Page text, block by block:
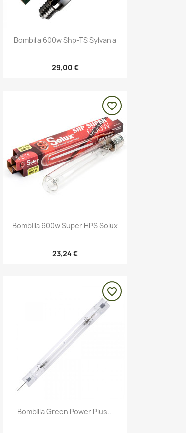
Vista rápida
Bombilla 600w Shp-TS Sylvania
29,00 €
Vista rápida
Bombilla 600w Super HPS Solux
23,24 €
favorite_border
Vista rápida
Bombilla Green Power Plus...
favorite_border